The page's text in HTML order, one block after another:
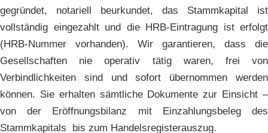
gegründet, notariell beurkundet, das Stammkapital ist
vollständig eingezahlt und die HRB-Eintragung ist erfolgt
(HRB-Nummer vorhanden). Wir garantieren, dass die
Gesellschaften nie operativ tätig waren, frei von
Verbindlichkeiten sind und sofort übernommen werden
können. Sie erhalten sämtliche Dokumente zur Einsicht –
von der Eröffnungsbilanz mit Einzahlungsbeleg des
Stammkapitals bis zum Handelsregisterauszug.